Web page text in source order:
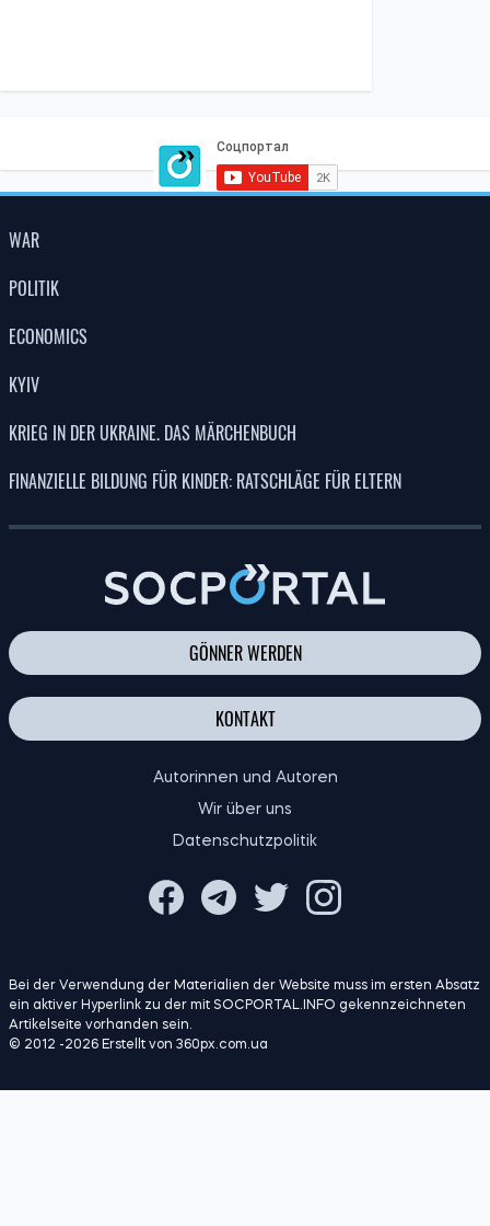
WAR
POLITIK
ECONOMICS
KYIV
KRIEG IN DER UKRAINE. DAS MÄRCHENBUCH
FINANZIELLE BILDUNG FÜR KINDER: RATSCHLÄGE FÜR ELTERN
GÖNNER WERDEN
Wir über uns
Datenschutzpolitik
Bei der Verwendung der Materialien der Website muss im ersten Absatz
ein aktiver Hyperlink zu der mit SOCPORTAL.INFO gekennzeichneten
© 2012 -2026 Erstellt von 360px.com.ua